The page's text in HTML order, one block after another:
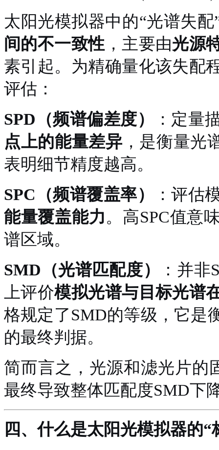
太阳光模拟器中的“光谱失
间的不一致性 ，主要由光源
素引起。为精确量化该失配
评估：
SPD（频谱偏差度）
：定量
点上的能量差异 ，是衡量光
表明细节精度越高。
SPC（频谱覆盖率）
：评估
能量覆盖能力。高SPC值意
谱区域。
SMD（光谱匹配度）
：并非
上评价模拟光谱与目标光谱
格规定了SMD的等级，它是
的最终判据。
简而言之，光源和滤光片的
最终导致整体匹配度SMD下
四、什么是太阳光模拟器的“